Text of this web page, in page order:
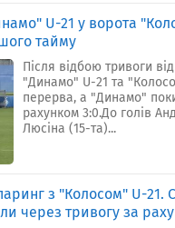
U-21 у ворота
тайму
Після відбою тривоги
"Динамо" U-21 та
перерва, а "Динамо"
рахунком 3:0.До голів
Люсіна (15-та)...
з "Колосом" U-21.
через тривогу за